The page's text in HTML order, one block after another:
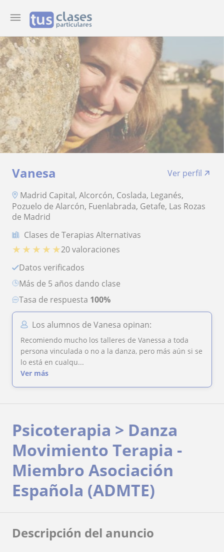
Vanesa
Ver perfil
Madrid Capital, Alcorcón, Coslada, Leganés,
Pozuelo de Alarcón, Fuenlabrada, Getafe, Las Rozas
de Madrid
Clases de Terapias Alternativas
★ ★ ★ ★ ★20 valoraciones
Datos verificados
más de 5 años dando clase
Tasa de respuesta 100%
Los alumnos de Vanesa opinan:
Recomiendo mucho los talleres de Vanessa a toda
persona vinculada o no a la danza, pero más aún si se
lo está en cualqu...
Ver más
Psicoterapia > Danza
Movimiento Terapia -
Miembro Asociación
Española (ADMTE)
Descripción del anuncio